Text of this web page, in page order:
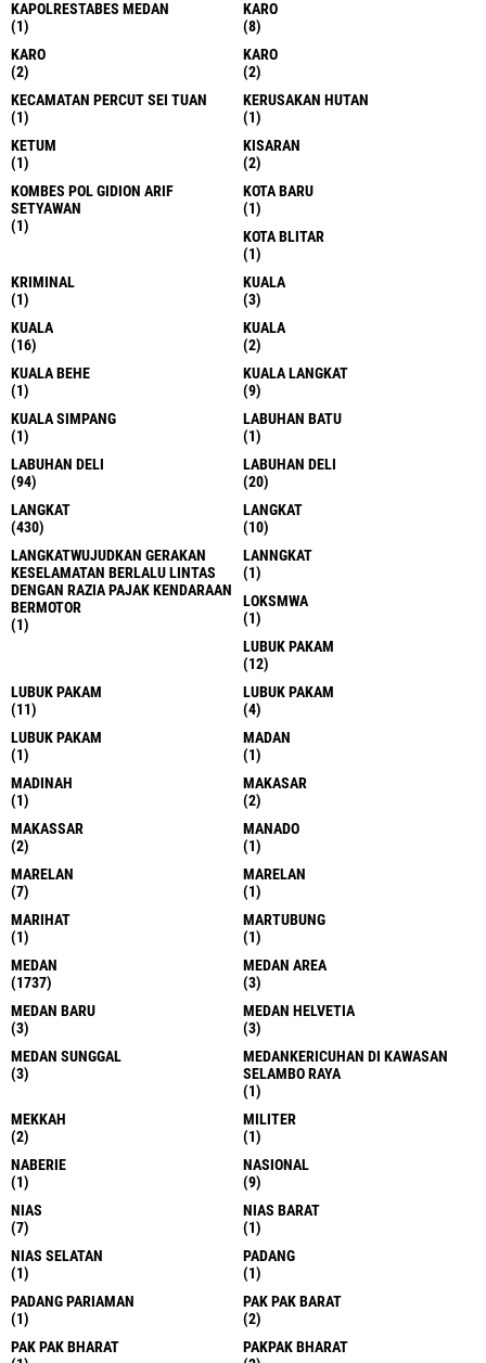
KAPOLRESTABES MEDAN
(1)
KARO
(8)
KARO
(2)
KARO
(2)
KECAMATAN PERCUT SEI TUAN
(1)
KERUSAKAN HUTAN
(1)
KETUM
(1)
KISARAN
(2)
KOMBES POL GIDION ARIF
SETYAWAN
(1)
KOTA BARU
(1)
KOTA BLITAR
(1)
KRIMINAL
(1)
KUALA
(3)
KUALA
(16)
KUALA
(2)
KUALA BEHE
(1)
KUALA LANGKAT
(9)
KUALA SIMPANG
(1)
LABUHAN BATU
(1)
LABUHAN DELI
(94)
LABUHAN DELI
(20)
LANGKAT
(430)
LANGKAT
(10)
LANGKATWUJUDKAN GERAKAN
KESELAMATAN BERLALU LINTAS
DENGAN RAZIA PAJAK KENDARAAN
BERMOTOR
(1)
LANNGKAT
(1)
LOKSMWA
(1)
LUBUK PAKAM
(12)
LUBUK PAKAM
(11)
LUBUK PAKAM
(4)
LUBUK PAKAM
(1)
MADAN
(1)
MADINAH
(1)
MAKASAR
(2)
MAKASSAR
(2)
MANADO
(1)
MARELAN
(7)
MARELAN
(1)
MARIHAT
(1)
MARTUBUNG
(1)
MEDAN
(1737)
MEDAN AREA
(3)
MEDAN BARU
(3)
MEDAN HELVETIA
(3)
MEDAN SUNGGAL
(3)
MEDANKERICUHAN DI KAWASAN
SELAMBO RAYA
(1)
MEKKAH
(2)
MILITER
(1)
NABERIE
(1)
NASIONAL
(9)
NIAS
(7)
NIAS BARAT
(1)
NIAS SELATAN
(1)
PADANG
(1)
PADANG PARIAMAN
(1)
PAK PAK BARAT
(2)
PAK PAK BHARAT
PAKPAK BHARAT